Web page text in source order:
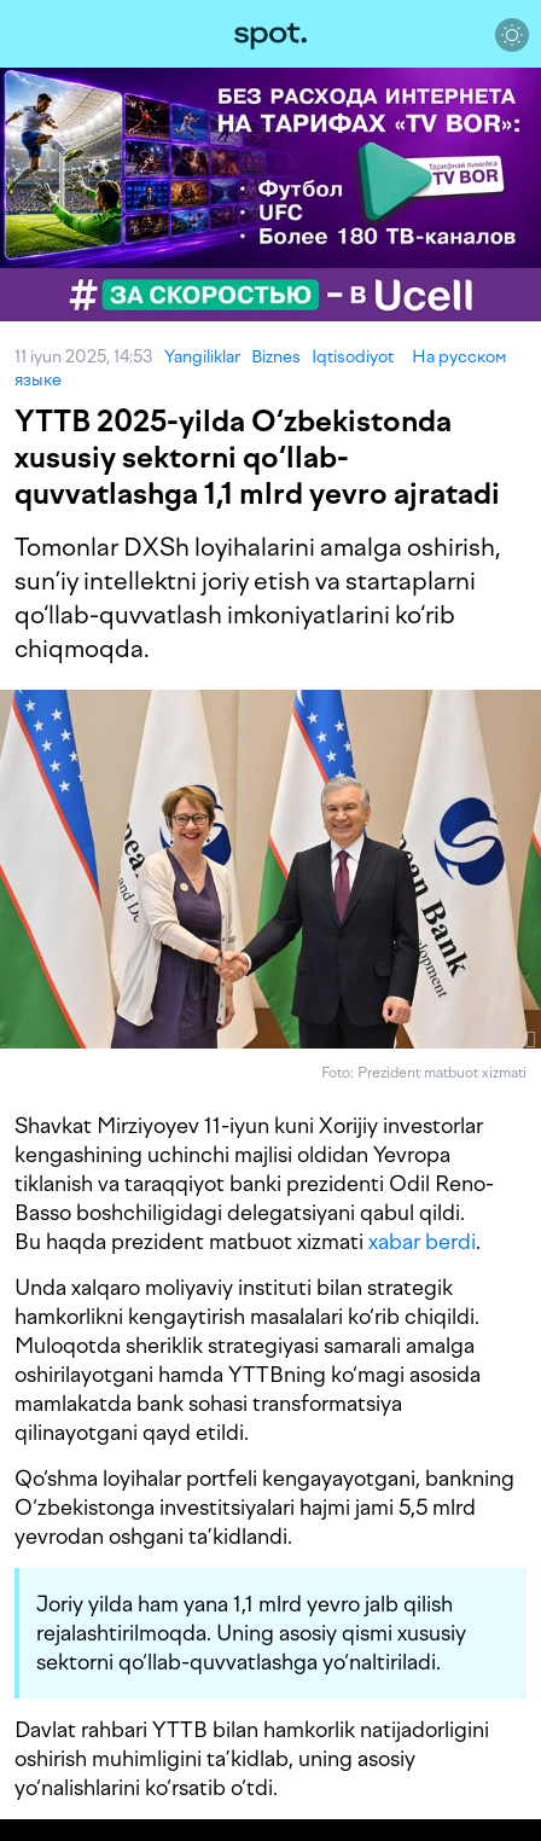
11 iyun 2025, 14:53 Yangiliklar Biznes Iqtisodiyot
На русском
языке
YTTB 2025-yilda O‘zbekistonda
xususiy sektorni qo‘llab-
quvvatlashga 1,1 mlrd yevro ajratadi
Tomonlar DXSh loyihalarini amalga oshirish,
sun’iy intellektni joriy etish va startaplarni
qo‘llab-quvvatlash imkoniyatlarini ko‘rib
chiqmoqda.
Foto: Prezident matbuot xizmati
Shavkat Mirziyoyev 11-iyun kuni Xorijiy investorlar
kengashining uchinchi majlisi oldidan Yevropa
tiklanish va taraqqiyot banki prezidenti Odil Reno-
Basso boshchiligidagi delegatsiyani qabul qildi.
Bu haqda prezident matbuot xizmati xabar berdi.
Unda xalqaro moliyaviy instituti bilan strategik
hamkorlikni kengaytirish masalalari ko‘rib chiqildi.
Muloqotda sheriklik strategiyasi samarali amalga
oshirilayotgani hamda YTTBning ko‘magi asosida
mamlakatda bank sohasi transformatsiya
qilinayotgani qayd etildi.
Qo‘shma loyihalar portfeli kengayayotgani, bankning
O‘zbekistonga investitsiyalari hajmi jami 5,5 mlrd
yevrodan oshgani ta’kidlandi.
Joriy yilda ham yana 1,1 mlrd yevro jalb qilish
rejalashtirilmoqda. Uning asosiy qismi xususiy
sektorni qo‘llab-quvvatlashga yo‘naltiriladi.
Davlat rahbari YTTB bilan hamkorlik natijadorligini
oshirish muhimligini ta’kidlab, uning asosiy
yo‘nalishlarini ko‘rsatib o‘tdi.